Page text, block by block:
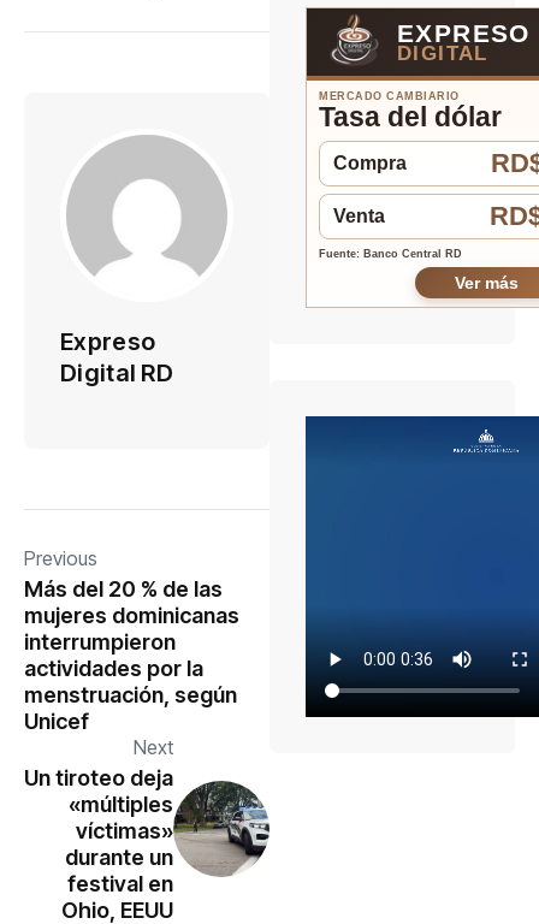
Expreso
Digital RD
Previous
Más del 20 % de las
mujeres dominicanas
interrumpieron
actividades por la
menstruación, según
Unicef
Next
Un tiroteo deja
«múltiples
víctimas»
durante un
festival en
Ohio, EEUU
EXPRESO
DIGITAL
MERCADO CAMBIARIO
Tasa del dólar
Compra
Venta
Fuente: Banco Central RD
Ver más